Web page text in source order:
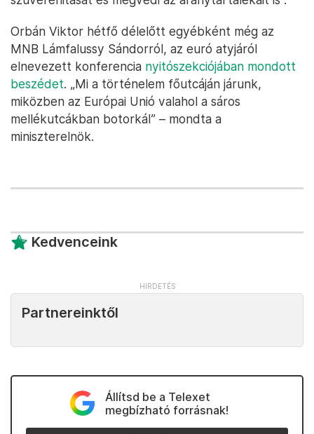
Orbán Viktor hétfő délelőtt egyébként még az
MNB Lámfalussy Sándorról, az euró atyjáról
elnevezett konferencia nyitószekciójában mondott
beszédet. „Mi a történelem főutcáján járunk,
miközben az Európai Unió valahol a sáros
mellékutcákban botorkál” – mondta a
miniszterelnök.
Kedvenceink
Partnereinktől
Állítsd be a Telexet
megbízható forrásnak!